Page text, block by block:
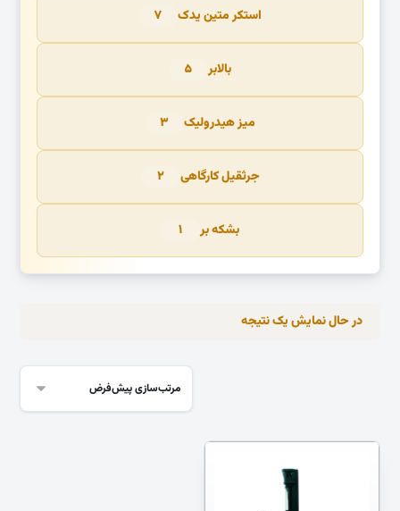
استکر متین یدک ۷
بالابر ۵
میز هیدرولیک ۳
جرثقیل کارگاهی ۲
بشکه بر ۱
در حال نمایش یک نتیجه